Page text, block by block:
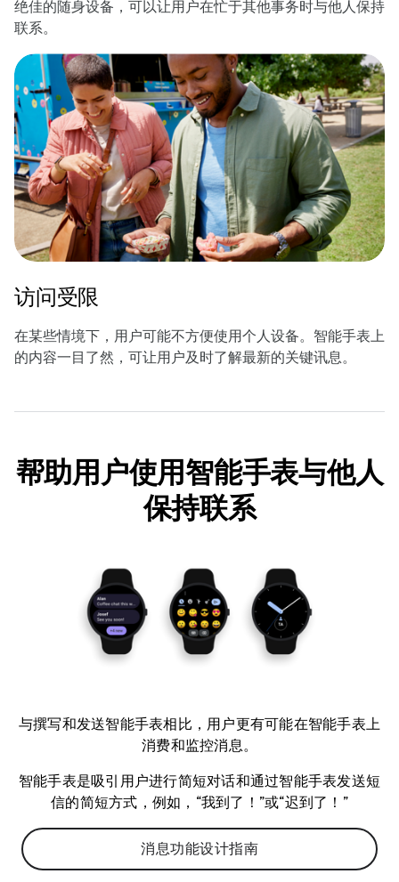
绝佳的随身设备，可以让用户在忙于其他事务时与他人保持
联系。
访问受限
在某些情境下，用户可能不方便使用个人设备。智能手表上
的内容一目了然，可让用户及时了解最新的关键讯息。
帮助用户使用智能手表与他人
保持联系
与撰写和发送智能手表相比，用户更有可能在智能手表上
消费和监控消息。
智能手表是吸引用户进行简短对话和通过智能手表发送短
信的简短方式，例如，“我到了！”或“迟到了！”
消息功能设计指南